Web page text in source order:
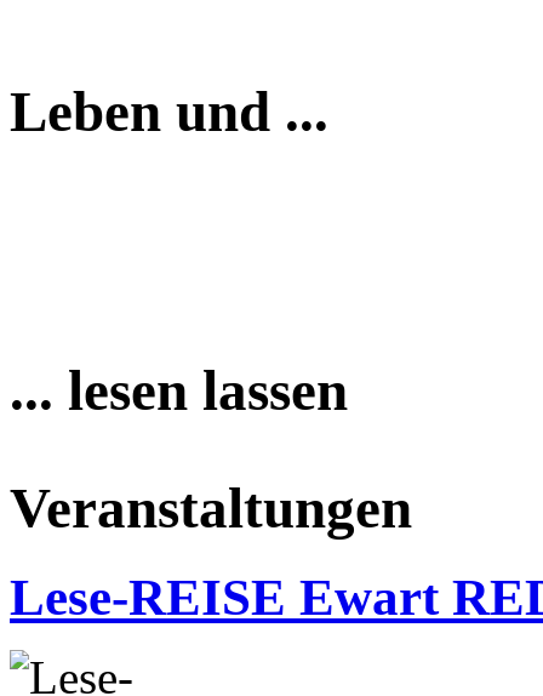
Leben und ...
... lesen lassen
Veranstaltungen
Lese-REISE Ewart